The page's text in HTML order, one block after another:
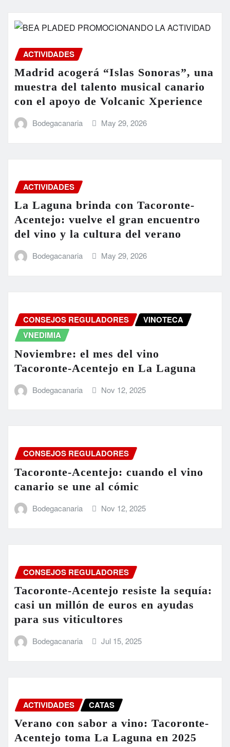
ACTIVIDADES
Madrid acogerá “Islas Sonoras”, una
muestra del talento musical canario
con el apoyo de Volcanic Xperience
Bodegacanaria May 29, 2026
ACTIVIDADES
La Laguna brinda con Tacoronte-
Acentejo: vuelve el gran encuentro
del vino y la cultura del verano
Bodegacanaria May 29, 2026
CONSEJOS REGULADORES
VINOTECA
VNEDIMIA
Noviembre: el mes del vino
Tacoronte-Acentejo en La Laguna
Bodegacanaria Nov 12, 2025
CONSEJOS REGULADORES
Tacoronte-Acentejo: cuando el vino
canario se une al cómic
Bodegacanaria Nov 12, 2025
CONSEJOS REGULADORES
Tacoronte-Acentejo resiste la sequía:
casi un millón de euros en ayudas
para sus viticultores
Bodegacanaria Jul 15, 2025
ACTIVIDADES CATAS
Verano con sabor a vino: Tacoronte-
Acentejo toma La Laguna en 2025